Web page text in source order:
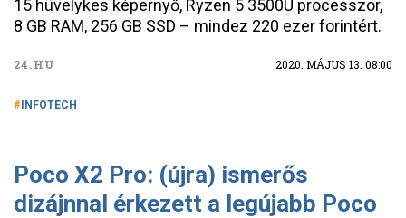
15 hüvelykes képernyő, Ryzen 5 3500U processzor,
8 GB RAM, 256 GB SSD – mindez 220 ezer forintért.
24.HU 2020. MÁJUS 13. 08:00
INFOTECH
Poco X2 Pro: (újra) ismerős
dizájnnal érkezett a legújabb Poco